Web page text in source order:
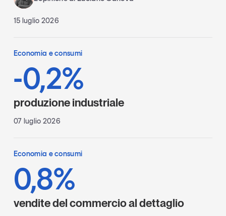
15 luglio 2026
Economia e consumi
-0,2%
produzione industriale
07 luglio 2026
Economia e consumi
0,8%
vendite del commercio al dettaglio